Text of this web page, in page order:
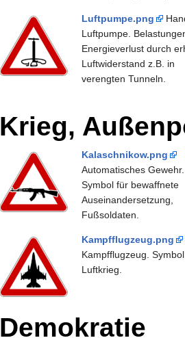
Luftpumpe.png
Luftpumpe.
Energieverlust durch
Luftwiderstand z.B. in
verengten Tunneln.
Krieg,
Kalaschnikow.png
Automatisches Gewehr.
Symbol für bewaffnete
Auseinandersetzung,
Fußsoldaten.
Kampfflugzeug.png
Kampfflugzeug.
Luftkrieg.
Demokratie